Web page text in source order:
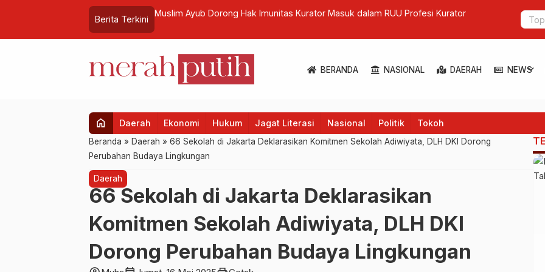
Berita Terkini
Hak Imunitas Kurator Masuk dalam RUU Profesi Kurator Targetkan Standar Global, Menkes Ungkap Arah Baru
BERANDA NASIONAL DAERAH NEWS
expand_more
home Daerah Ekonomi Hukum Jagat Literasi Nasional Politik Tokoh
Beranda » Daerah » 66 Sekolah di Jakarta Deklarasikan Komitmen Sekolah Adiwiyata, DLH DKI Dorong
Perubahan Budaya Lingkungan
Daerah
66 Sekolah di Jakarta Deklarasikan
Komitmen Sekolah Adiwiyata, DLH DKI
Dorong Perubahan Budaya Lingkungan